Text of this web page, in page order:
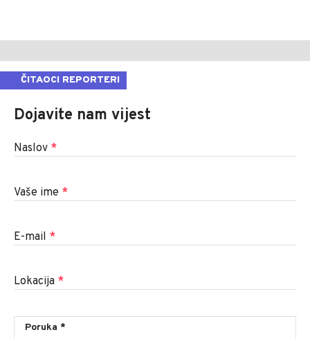
ČITAOCI REPORTERI
Dojavite nam vijest
Naslov *
Vaše ime *
E-mail *
Lokacija *